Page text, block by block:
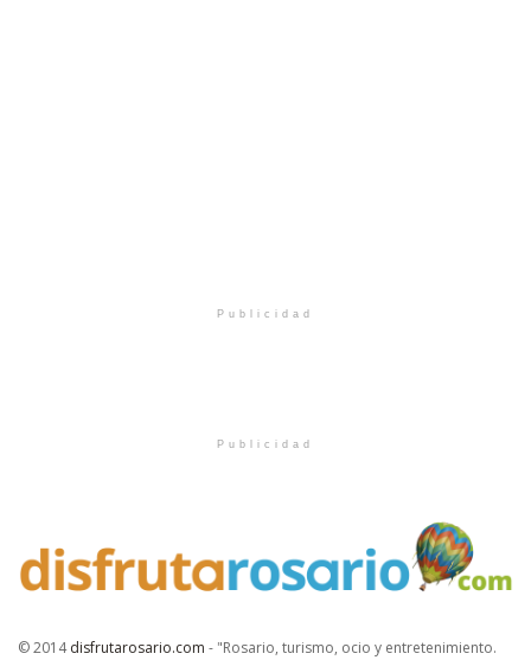
Publicidad
Publicidad
© 2014disfrutarosario.com - "Rosario, turismo, ocio y entretenimiento.